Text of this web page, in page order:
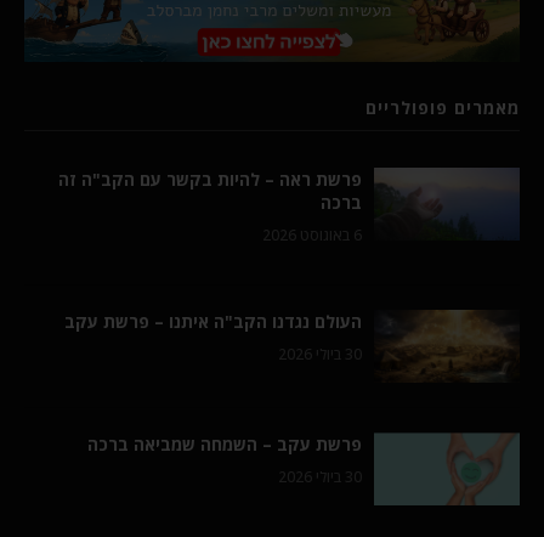
מאמרים פופולריים
פרשת ראה – להיות בקשר עם הקב"ה זה
ברכה
6 באוגוסט 2026
העולם נגדנו הקב"ה איתנו – פרשת עקב
30 ביולי 2026
פרשת עקב – השמחה שמביאה ברכה
30 ביולי 2026